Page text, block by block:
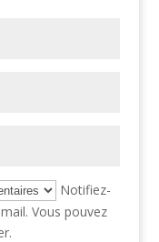
Notifiez-
Vous pouvez